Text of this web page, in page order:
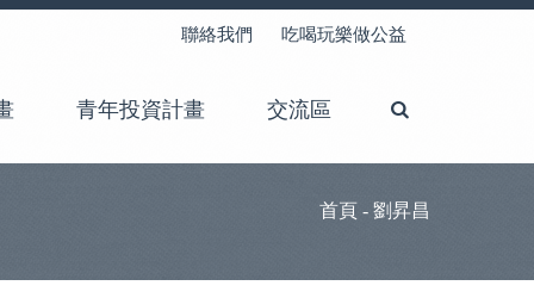
聯絡我們 吃喝玩樂做公益
青年投資計畫 交流區
首頁 - 劉昇昌